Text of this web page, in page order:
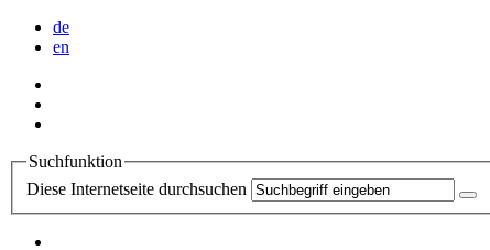
de
en
Suchfunktion
Diese Internetseite durchsuchen